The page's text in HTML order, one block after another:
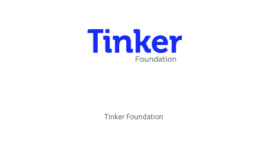
Tinker Foundation